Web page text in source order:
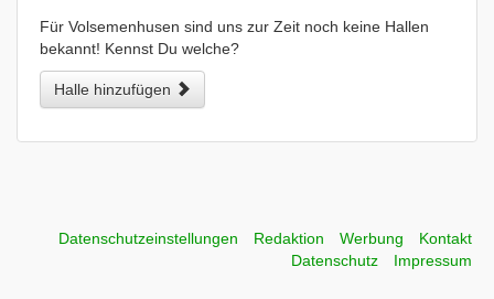
Für Volsemenhusen sind uns zur Zeit noch keine Hallen
bekannt! Kennst Du welche?
Halle hinzufügen
Datenschutzeinstellungen Redaktion Werbung
Kontakt
Datenschutz
Impressum